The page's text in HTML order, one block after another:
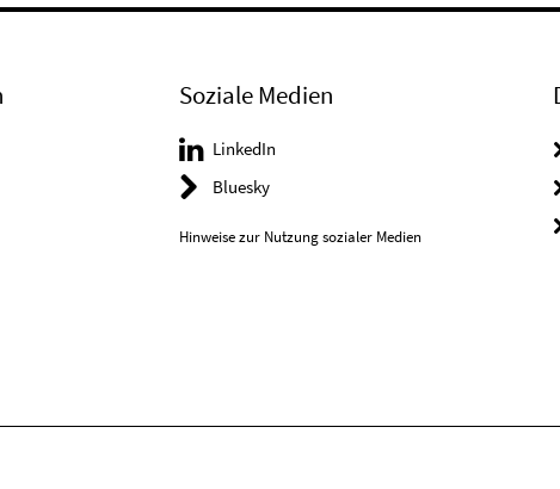
Soziale Medien
LinkedIn
Bluesky
Hinweise zur Nutzung sozialer Medien